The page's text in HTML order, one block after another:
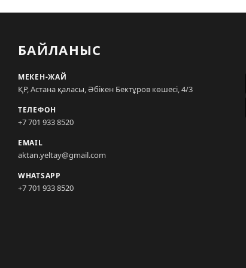
БАЙЛАНЫС
МЕКЕН-ЖАЙ
ҚР, Астана қаласы, Әбікен Бектұров көшесі, 4/3
ТЕЛЕФОН
+7 701 933 8520
EMAIL
aktan.yeltay@gmail.com
WHATSAPP
+7 701 933 8520